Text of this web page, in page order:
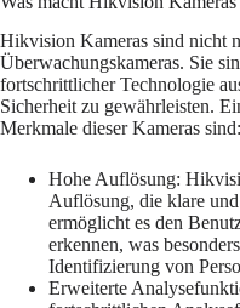
Hikvision Kameras sind nicht
Überwachungskameras. Sie
fortschrittlicher Technologie
Sicherheit zu gewährleisten.
Merkmale dieser Kameras sind:
Hohe Auflösung:
Auflösung, die klare
ermöglicht es den
erkennen, was
Identifizierung von
Erweiterte